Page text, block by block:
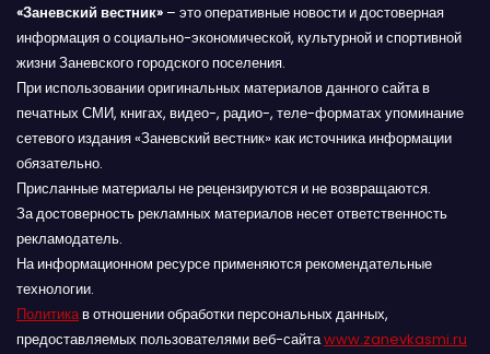
«Заневский вестник» – это оперативные новости и достоверная
информация о социально-экономической, культурной и спортивной
жизни Заневского городского поселения.
При использовании оригинальных материалов данного сайта в
печатных СМИ, книгах, видео-, радио-, теле-форматах упоминание
сетевого издания «Заневский вестник» как источника информации
обязательно.
Присланные материалы не рецензируются и не возвращаются.
За достоверность рекламных материалов несет ответственность
рекламодатель.
На информационном ресурсе применяются рекомендательные
технологии.
Политикав отношении обработки персональных данных,
предоставляемых пользователями веб-сайтаwww.zanevkasmi.ru